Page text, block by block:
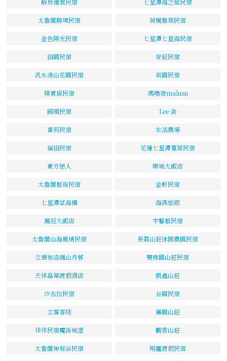
太魯閣勝境民宿 荷楓雅築民宿
金色陽光民宿 七星潭七星海民宿
田園民宿 安莊民宿
汎水淩山花園民宿 英園民宿
樸實居民宿 瑪嚕宿malusu
國順民宿 Lee 舍
富莉民宿 生活農場
福田民宿 花蓮七星潭夏屋民宿
東方戀人 樂城大飯店
太魯閣藝術民宿 金軒民宿
七星潭望海樓 海燕旅館
鳳冠大飯店 宇馨藝民宿
太魯閣山海風情民宿 長霖山莊休閒農園民宿
立德布洛灣山月邨 雙橡園山莊民宿
天祥晶華渡假酒店 凱鑫山莊
沙古拉民宿 谷園民宿
立霧客棧 麗園山莊
佳佳民宿魔術城堡 觀雲山莊
太魯閣神秘谷民宿 翔廬渡假民宿